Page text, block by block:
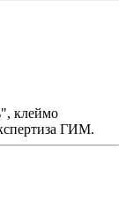
клеймо
ГИМ.